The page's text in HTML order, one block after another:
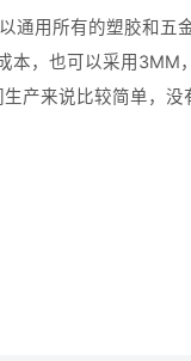
用所有的塑胶和五
，也可以采用
产来说比较简单，没